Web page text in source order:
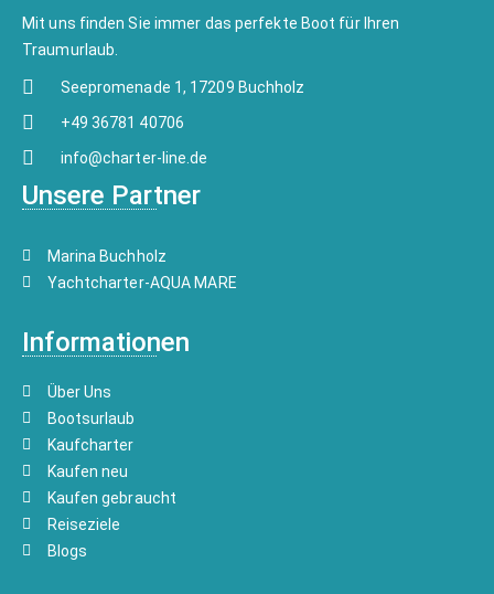
Mit uns finden Sie immer das perfekte Boot für Ihren
Traumurlaub.
Seepromenade 1, 17209 Buchholz
+49 36781 40706
info@charter-line.de
Unsere Partner
Marina Buchholz
Yachtcharter-AQUA MARE
Informationen
Über Uns
Bootsurlaub
Kaufcharter
Kaufen neu
Kaufen gebraucht
Reiseziele
Blogs